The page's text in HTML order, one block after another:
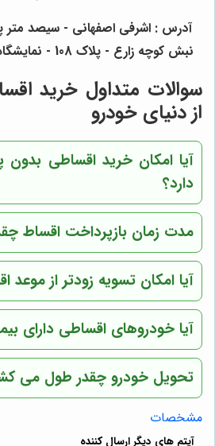
آدرس : اشرفی اصفهانی - سیصد متر
نبش کوچه زارع - پلاک 108 - نمایشگاه و شرکت دنیای خودرو
سوالات متداول خرید
از دنیای خودرو
آیا امکان خرید اقساطی
دارد؟
مدت زمان بازپرداخت اقساط
آیا امکان تسویه زودتر از موعد
آیا خودروهای اقساطی دارای
تحویل خودرو چقدر طول می
مشخصات